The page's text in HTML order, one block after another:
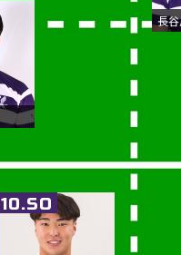
長
10.SO